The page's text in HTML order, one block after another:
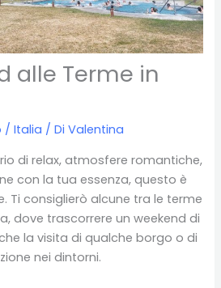
alle Terme in
/Italia / DiValentina
di relax, atmosfere romantiche,
con la tua essenza, questo è
Ti consiglierò alcune tra le terme
dove trascorrere un weekend di
la visita di qualche borgo o di
nei dintorni.